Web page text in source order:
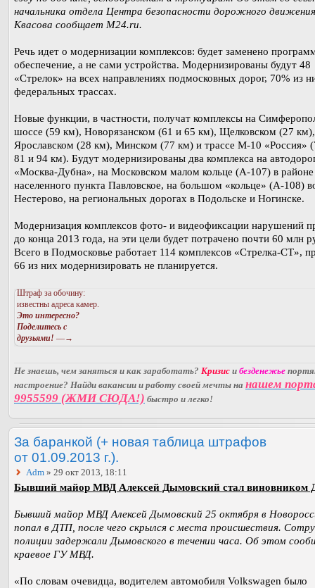
начальника отдела Центра безопасности дорожного
Квасова сообщает M24.ru.
Речь идет о модернизации комплексов: будет заменено
обеспечение, а не сами устройства. Модернизированы будут 48
«Стрелок» на всех направлениях подмосковных дорог, 70% из
федеральных трассах.
Новые функции, в частности, получат комплексы на
шоссе (59 км), Новорязанском (61 и 65 км), Щелковском (27 км),
Ярославском (28 км), Минском (77 км) и трассе М-10 «Россия»
81 и 94 км). Будут модернизированы два комплекса на
«Москва-Дубна», на Московском малом кольце (А-107) в районе
населенного пункта Павловское, на большом «кольце» (А-108)
Нестерово, на региональных дорогах в Подольске и Ногинске.
Модернизация комплексов фото- и видеофиксации нарушений
до конца 2013 года, на эти цели будет потрачено почти 60 млн
Всего в Подмосковье работает 114 комплексов «Стрелка-СТ»,
66 из них модернизировать не планируется.
Штраф за обочину:
известны адреса камер.
Это интересно?
Поделитесь с
друзьями! —→
Не знаешь, чем заняться и как заработать? Кризис и безденежье
настроение? Найди вакансии и работу своей мечты на нашем
9955599 (ЖМИ СЮДА!) быстро и легко!
За баранкой (+ новая таблица штрафов
от 01.09.2013 г.).
Adm » 29 окт 2013, 18:11
Бывший майор МВД Алексей Дымовский стал виновником
Бывший майор МВД Алексей Дымовский 25 октября в
попал в ДТП, после чего скрылся с места происшествия.
полиции задержали Дымовского в течении часа. Об этом
краевое ГУ МВД.
«По словам очевидца, водителем автомобиля Volkswagen было